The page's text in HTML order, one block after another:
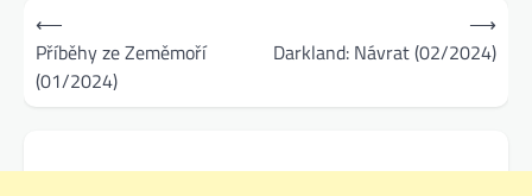
Navigace
pro
příspěvek
⟵
Příběhy ze Zeměmoří
(01/2024)
Darkland: Návrat (02/2024)
⟶